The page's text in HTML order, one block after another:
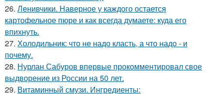
26. Ленивчики. Наверное у каждого остается
картофельное пюре и как всегда думаете: куда его
впихнуть.
27. Холодильник: что не надо класть, а что надо - и
почему.
28. Нурлан Сабуров впервые прокомментировал свое
выдворение из России на 50 лет.
29. Витаминный смузи. Ингредиенты: